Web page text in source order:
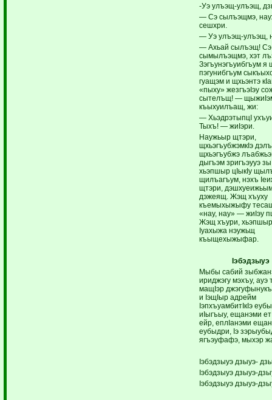
-Уэ улъэщ-улъэщ,
— Сэ сылъэщмэ,
сешхри.
— Уэ улъэщ-улъэщ,
— Ахьай сылъэщ! Сэ
сымылъэщмэ, хэт
Зэгъунэгъуибгъум я
пэгунибгъум
гуащэм и щхьэнтэ
«пыху» жезгъэIэу
сытелъщ! —
къыхуилъащ, жи:
— ХьэдрэтыпцI
Тыхъ! — жиIэри.
Наужьыр щтэри,
щхьэгъубжэмкIэ
щхьэгъубжэ
дыгъэм зригъэууэ зы
хьэпшыр цIыкIу
щилъагъум, нэхъ
щтэри,
дэжеящ. Жэщ хъуху
къемыхыжыфу
«нау, нау» — жиIэу
Жэщ хъури,
Iуахыжа нэужьщ
къыщехыжыфар.
Iэбэдзыуэ
Мыбы сабий
ириджэгу мэхъу, ауэ
мащIэр
и IэщIыр адрейм
IэпхъуамбитIкIэ
иIыгъыу, ещанэми
ейр, еплIанэми
еубыдри, Iэ
ягъэуфафэ, мыхэр
Iэбэдзыуэ дзыуэ-
Iэбэдзыуэ дзыуэ-
Iэбэдзыуэ дзыуэ-